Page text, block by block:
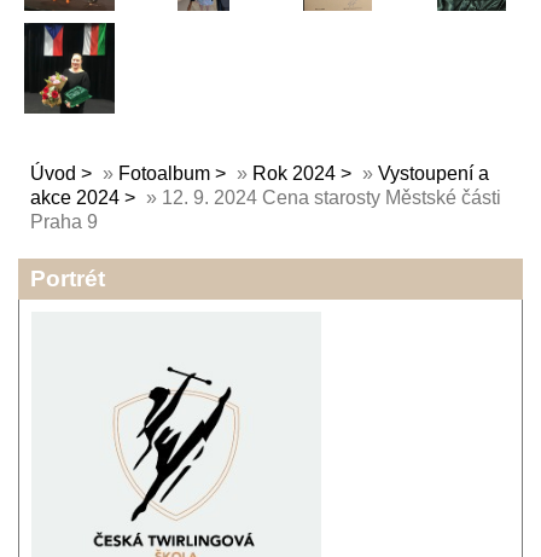
Úvod » Fotoalbum » Rok 2024 » Vystoupení a
akce 2024
» 12. 9. 2024 Cena starosty Městské části
Praha 9
Portrét